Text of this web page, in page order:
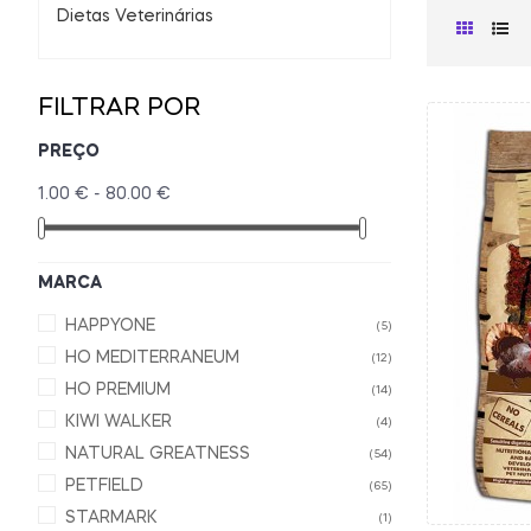
Dietas Veterinárias
FILTRAR POR
PREÇO
1.00 € - 80.00 €
MARCA
HAPPYONE (5)
HO MEDITERRANEUM (12)
HO PREMIUM (14)
KIWI WALKER (4)
NATURAL GREATNESS (54)
PETFIELD (65)
STARMARK (1)